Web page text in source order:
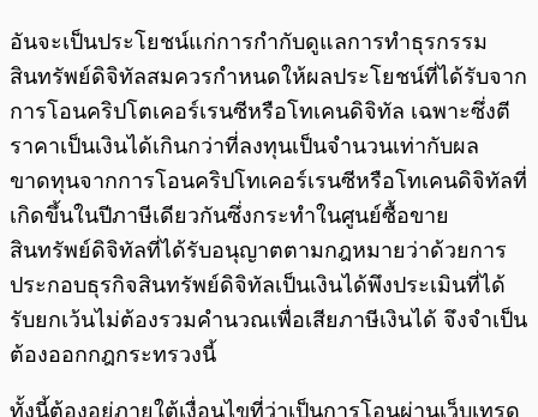
อันจะเป็นประโยชน์แก่การกำกับดูแลการทำธุรกรรม
สินทรัพย์ดิจิทัลสมควรกำหนดให้ผลประโยชน์ที่ได้รับจาก
การโอนคริปโตเคอร์เรนซีหรือโทเคนดิจิทัล เฉพาะซึ่งตี
ราคาเป็นเงินได้เกินกว่าที่ลงทุนเป็นจำนวนเท่ากับผล
ขาดทุนจากการโอนคริปโทเคอร์เรนซีหรือโทเคนดิจิทัลที่
เกิดขึ้นในปีภาษีเดียวกันซึ่งกระทำในศูนย์ซื้อขาย
สินทรัพย์ดิจิทัลที่ได้รับอนุญาตตามกฎหมายว่าด้วยการ
ประกอบธุรกิจสินทรัพย์ดิจิทัลเป็นเงินได้พึงประเมินที่ได้
รับยกเว้นไม่ต้องรวมคำนวณเพื่อเสียภาษีเงินได้ จึงจำเป็น
ต้องออกกฎกระทรวงนี้
ทั้งนี้ต้องอยู่ภายใต้เงื่อนไขที่ว่าเป็นการโอนผ่านเว็บเทรด